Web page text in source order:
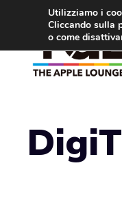
contenuto
Utilizziamo i
Cliccando sulla
o come